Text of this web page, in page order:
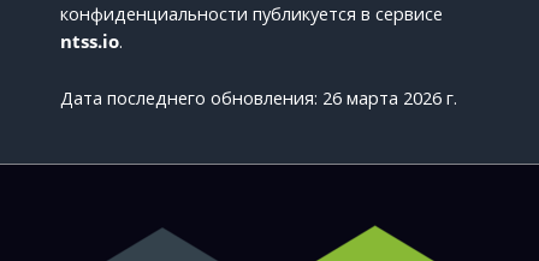
конфиденциальности публикуется в сервисе
ntss.io.
Дата последнего обновления: 26 марта 2026 г.